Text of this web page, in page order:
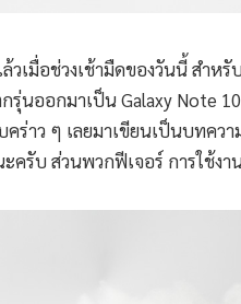
วเมื่อช่วงเช้ามืดของวันนี้ สำหรั
รุ่นออกมาเป็น Galaxy Note
คร่าว ๆ เลยมาเขียนเป็นบทค
รับ ส่วนพวกฟีเจอร์ การใช้งา